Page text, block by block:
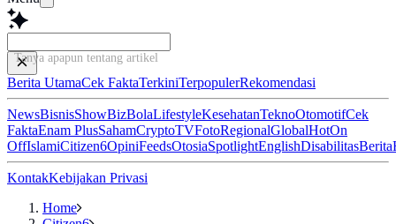
Tanya apapun tentang artikel ini...
Berita UtamaCek FaktaTerkiniTerpopulerRekomendasi
NewsBisnisShowBizBolaLifestyleKesehatanTeknoOtomotifCek
FaktaEnam PlusSahamCryptoTVFotoRegionalGlobalHotOn
OffIslamiCitizen6OpiniFeedsOtosiaSpotlightEnglishDisabilitasBerita
KontakKebijakan Privasi
Home